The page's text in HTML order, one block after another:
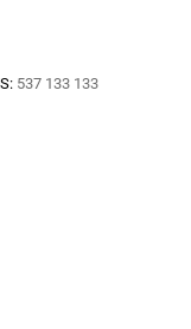
537 133 133